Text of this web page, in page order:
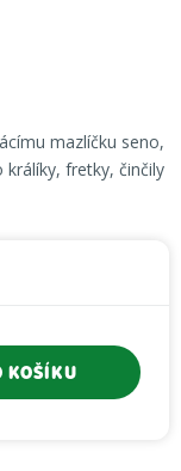
mazlíčku seno,
králíky, fretky, činčily
KOŠÍKU